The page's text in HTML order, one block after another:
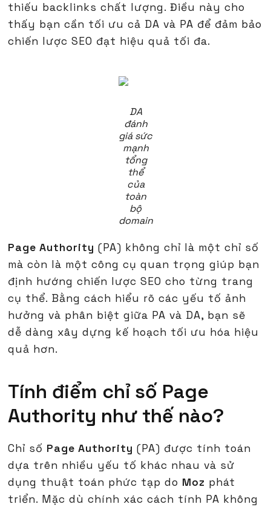
thiếu backlinks chất lượng. Điều này cho
thấy bạn cần tối ưu cả DA và PA để đảm bảo
chiến lược SEO đạt hiệu quả tối đa.
DA
đánh
giá sức
mạnh
tổng
thể
của
toàn
bộ
domain
Page Authority (PA) không chỉ là một chỉ số
mà còn là một công cụ quan trọng giúp bạn
định hướng chiến lược SEO cho từng trang
cụ thể. Bằng cách hiểu rõ các yếu tố ảnh
hưởng và phân biệt giữa PA và DA, bạn sẽ
dễ dàng xây dựng kế hoạch tối ưu hóa hiệu
quả hơn.
Tính điểm chỉ số Page
Authority như thế nào?
Chỉ số Page Authority (PA) được tính toán
dựa trên nhiều yếu tố khác nhau và sử
dụng thuật toán phức tạp do Moz phát
triển. Mặc dù chính xác cách tính PA không